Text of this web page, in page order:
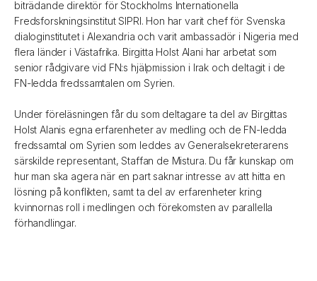
biträdande direktör för Stockholms Internationella
Fredsforskningsinstitut SIPRI. Hon har varit chef för Svenska
dialoginstitutet i Alexandria och varit ambassadör i Nigeria med
flera länder i Västafrika. Birgitta Holst Alani har arbetat som
senior rådgivare vid FN:s hjälpmission i Irak och deltagit i de
FN-ledda fredssamtalen om Syrien.
Under föreläsningen får du som deltagare ta del av Birgittas
Holst Alanis egna erfarenheter av medling och de FN-ledda
fredssamtal om Syrien som leddes av Generalsekreterarens
särskilde representant, Staffan de Mistura. Du får kunskap om
hur man ska agera när en part saknar intresse av att hitta en
lösning på konflikten, samt ta del av erfarenheter kring
kvinnornas roll i medlingen och förekomsten av parallella
förhandlingar.